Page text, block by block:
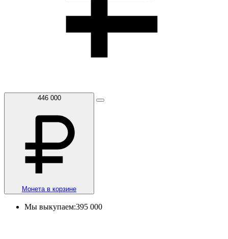
446 000
Монета в корзине
Мы выкупаем:395 000